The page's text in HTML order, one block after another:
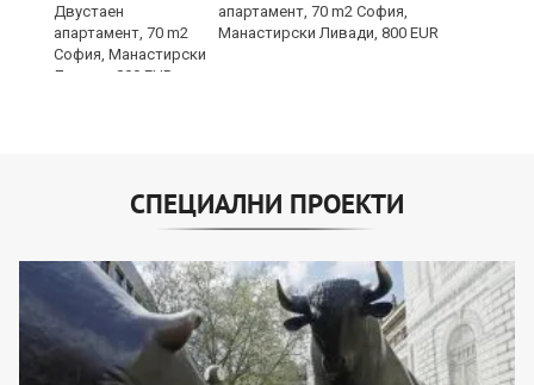
апартамент, 70 m2 София,
Манастирски Ливади, 800 EUR
СПЕЦИАЛНИ ПРОЕКТИ